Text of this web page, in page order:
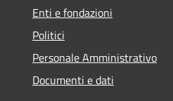
Enti e fondazioni
Politici
Personale Amministrativo
Documenti e dati